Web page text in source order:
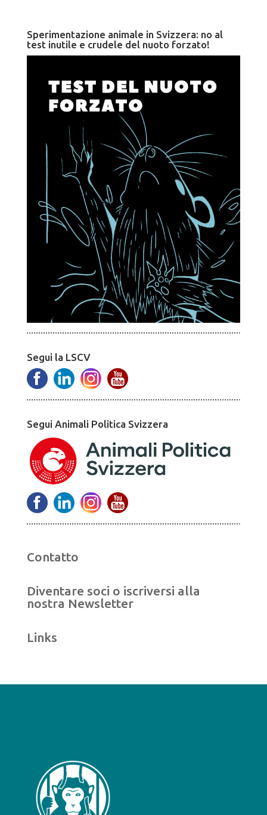
Sperimentazione animale in Svizzera: no al
test inutile e crudele del nuoto forzato!
Segui la LSCV
Segui Animali Politica Svizzera
Contatto
Diventare soci o iscriversi alla
nostra Newsletter
Links